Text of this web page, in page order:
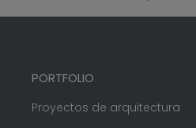
PORTFOLIO
Proyectos de arquitectura